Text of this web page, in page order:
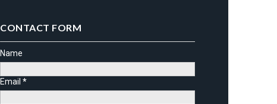
CONTACT FORM
Name
Email *